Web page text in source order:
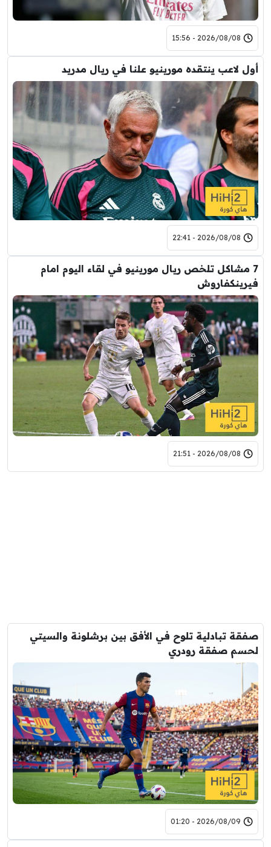
2026/08/08 - 15:56
أول لاعب ينتقده مورينيو علنا في ريال مدريد
2026/08/08 - 22:41
7 مشاكل تلخص ريال مورينيو في لقاء اليوم امام
فيرينكفاروش
2026/08/08 - 21:51
صفقة تبادلية تلوح في الأفق بين برشلونة والسيتي
لحسم صفقة رودري
2026/08/09 - 01:20